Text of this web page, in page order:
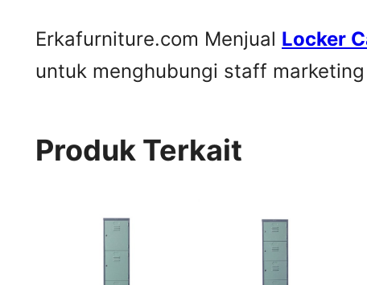
Erkafurniture.com Menjual Locker
untuk menghubungi staff
Produk Terkait